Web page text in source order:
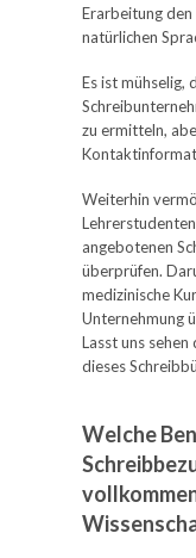
Erarbeitung
natürlichen
Es ist mühselig,
zu ermitteln,
Weiterhin
angebotenen
überprüfen.
medizinische
Unternehmung
Lasst uns
dieses
Welche